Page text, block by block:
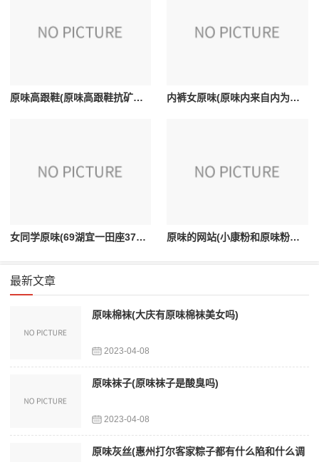
原味高跟鞋(原味高跟鞋抗矿是味矿有味道吗) 内裤女原味(原味内来自内为什么那么多男生喜欢)
女同学原味(69湖宜一田座37345800047这是我女同学发给我的。我不知道什么意思。求解。我叫顾鑫) 原味的网站(小康粉和原味粉的区别)
最新文章
原味棉袜(大庆有原味棉袜美女吗)
2023-04-08
原味袜子(原味袜子是酸臭吗)
2023-04-08
原味灰丝(惠州打尔客家粽子都有什么陷和什么调